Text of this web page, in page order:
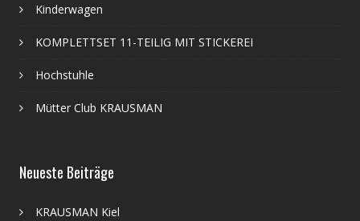
Kinderwagen
KOMPLETTSET 11-TEILIG MIT STICKEREI
Hochstuhle
Mütter Club KRAUSMAN
Neueste Beiträge
KRAUSMAN Kiel